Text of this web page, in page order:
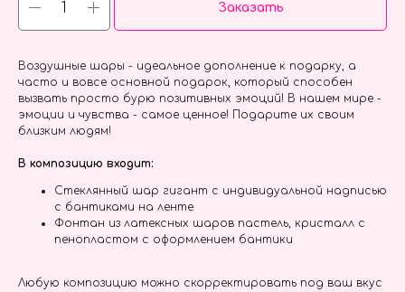
Заказать
Воздушные шары - идеальное дополнение к подарку, а
часто и вовсе основной подарок, который способен
вызвать просто бурю позитивных эмоций! В нашем мире -
эмоции и чувства - самое ценное! Подарите их своим
близким людям!
В композицию входит:
Стеклянный шар гигант с индивидуальной надписью
с бантиками на ленте
Фонтан из латексных шаров пастель, кристалл с
пенопластом с оформлением бантики
Любую композицию можно скорректировать под ваш вкус